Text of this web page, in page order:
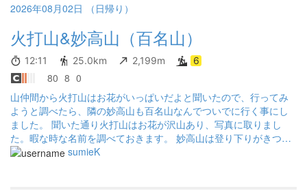
2026年08月02日 （日帰り）
火打山&妙高山（百名山）
12:11 25.0km 2,199m 6
80 8 0
山仲間から火打山はお花がいっぱいだよと聞いたので、行ってみ
ようと調べたら、隣の妙高山も百名山なんでついでに行く事にし
ました。 聞いた通り火打山はお花が沢山あり、写真に取りまし
た。暇な時な名前を調べておきます。 妙高山は登り下りがきつ
く、何度も心が折れそうになりました。 天気が霧一時雨だったの
sumieK